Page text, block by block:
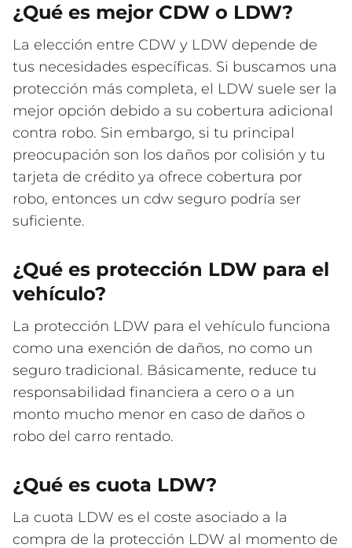
¿Qué es mejor CDW o LDW?
La elección entre CDW y LDW depende de
tus necesidades específicas. Si buscamos una
protección más completa, el LDW suele ser la
mejor opción debido a su cobertura adicional
contra robo. Sin embargo, si tu principal
preocupación son los daños por colisión y tu
tarjeta de crédito ya ofrece cobertura por
robo, entonces un cdw seguro podría ser
suficiente.
¿Qué es protección LDW para el
vehículo?
La protección LDW para el vehículo funciona
como una exención de daños, no como un
seguro tradicional. Básicamente, reduce tu
responsabilidad financiera a cero o a un
monto mucho menor en caso de daños o
robo del carro rentado.
¿Qué es cuota LDW?
La cuota LDW es el coste asociado a la
compra de la protección LDW al momento de